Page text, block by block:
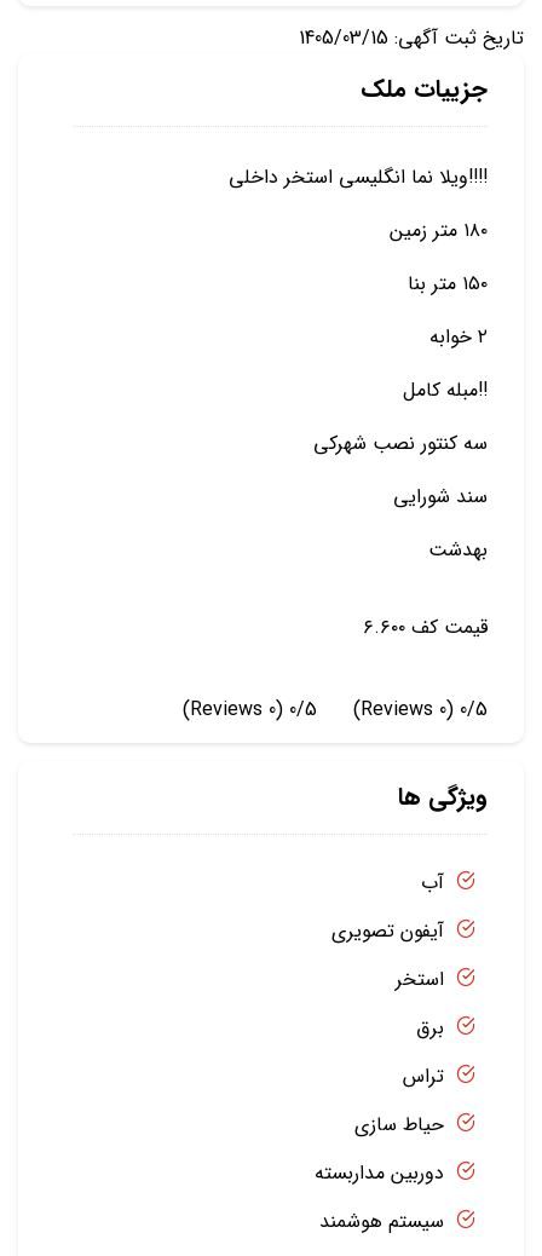
تاریخ ثبت آگهی: 1405/03/15
جزییات ملک
‼️‼️ویلا نما انگلیسی استخر داخلی
۱۸۰ متر زمین
۱۵۰ متر بنا
۲ خوابه
‼️مبله کامل
سه کنتور نصب شهرکی
سند شورایی
بهدشت
قیمت کف ۶.۶۰۰
0/5
(0 Reviews)
0/5
(0 Reviews)
ویژگی ها
آب
آیفون تصویری
استخر
برق
تراس
حیاط سازی
دوربین مداربسته
سیستم هوشمند